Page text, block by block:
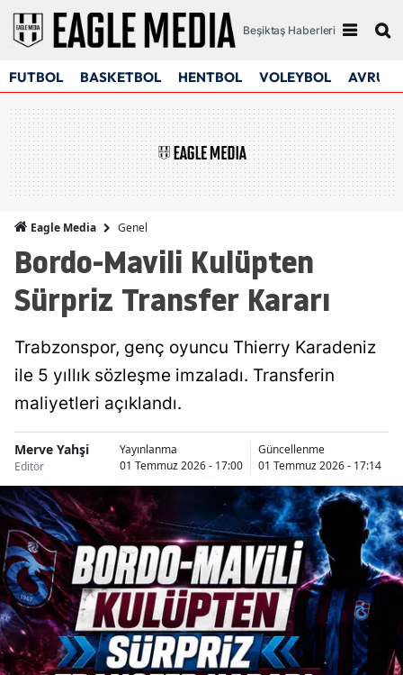
Beşiktaş Haberleri
FUTBOL BASKETBOL HENTBOL VOLEYBOL
Eagle Media Genel
Bordo-Mavili Kulüpten
Sürpriz Transfer Kararı
Trabzonspor, genç oyuncu Thierry Karadeniz
ile 5 yıllık sözleşme imzaladı. Transferin
maliyetleri açıklandı.
Merve Yahşi
Editör
Yayınlanma
01 Temmuz 2026 - 17:00
Güncellenme
01 Temmuz 2026 - 17:14